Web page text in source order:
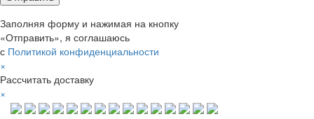
Заполняя форму и нажимая на кнопку
«Отправить», я соглашаюсь
с Политикой конфиденциальности
×
Рассчитать доставку
×